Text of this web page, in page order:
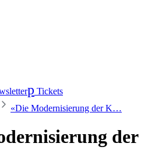
Tickets
«Die Modernisierung der K…